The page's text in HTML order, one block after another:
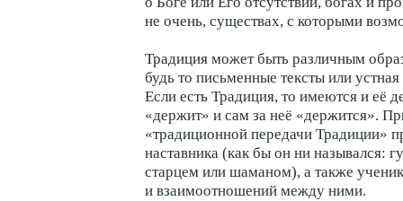
не очень, существах, с которыми
Традиция может быть различным
будь то письменные тексты или
Если есть Традиция, то имеются и её
«держит» и сам за неё «держится».
«традиционной передачи Традиции»
наставника (как бы он ни назывался:
старцем или шаманом), а также
и взаимоотношений между ними.